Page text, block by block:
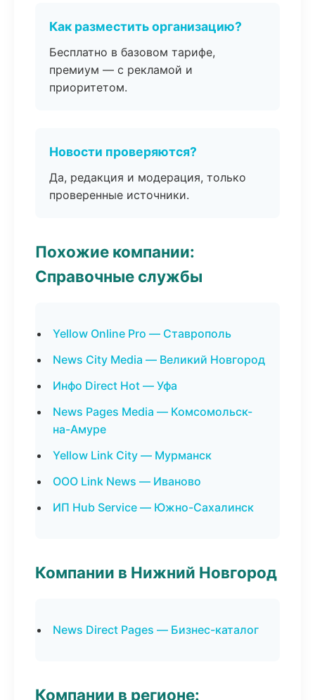
Как разместить организацию?
Бесплатно в базовом тарифе,
премиум — с рекламой и
приоритетом.
Новости проверяются?
Да, редакция и модерация, только
проверенные источники.
Похожие компании:
Справочные службы
Yellow Online Pro — Ставрополь
News City Media — Великий Новгород
Инфо Direct Hot — Уфа
News Pages Media — Комсомольск-
на-Амуре
Yellow Link City — Мурманск
ООО Link News — Иваново
ИП Hub Service — Южно-Сахалинск
Компании в Нижний Новгород
News Direct Pages — Бизнес-каталог
Компании в регионе: